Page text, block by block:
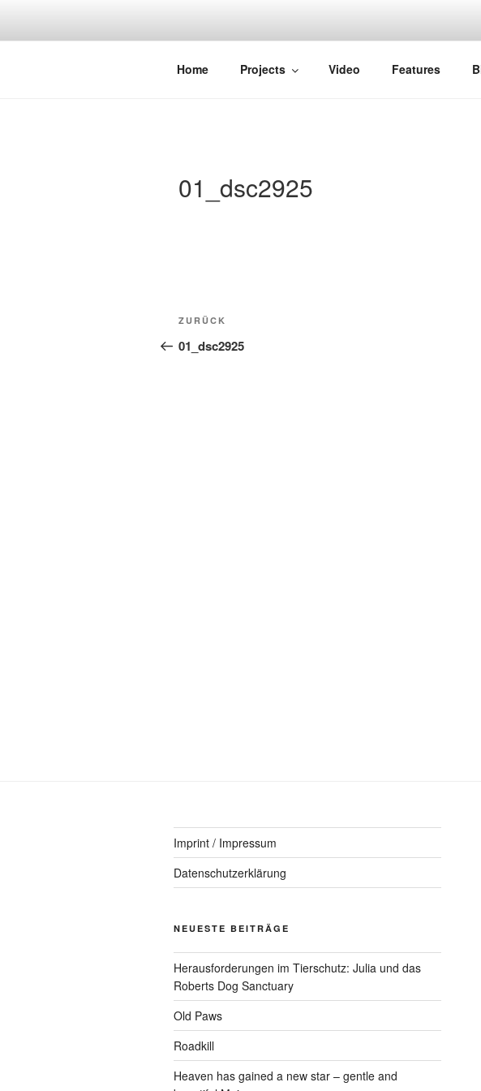
STRAYDOK
Home Projects Video Features
01_dsc2925
Beitragsnavigation
Vorheriger
Beitrag
ZURÜCK
01_dsc2925
Imprint / Impressum
Datenschutzerklärung
NEUESTE BEITRÄGE
Herausforderungen im Tierschutz: Julia und das
Roberts Dog Sanctuary
Old Paws
Roadkill
Heaven has gained a new star – gentle and